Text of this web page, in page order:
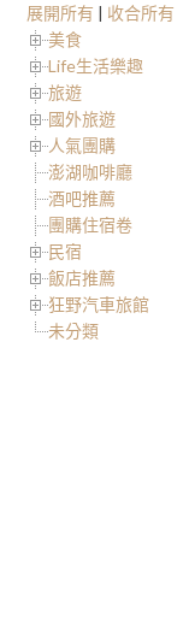
展開所有 | 收合所有
美食
Life生活樂趣
旅遊
國外旅遊
人氣團購
澎湖咖啡廳
酒吧推薦
團購住宿卷
民宿
飯店推薦
狂野汽車旅館
未分類